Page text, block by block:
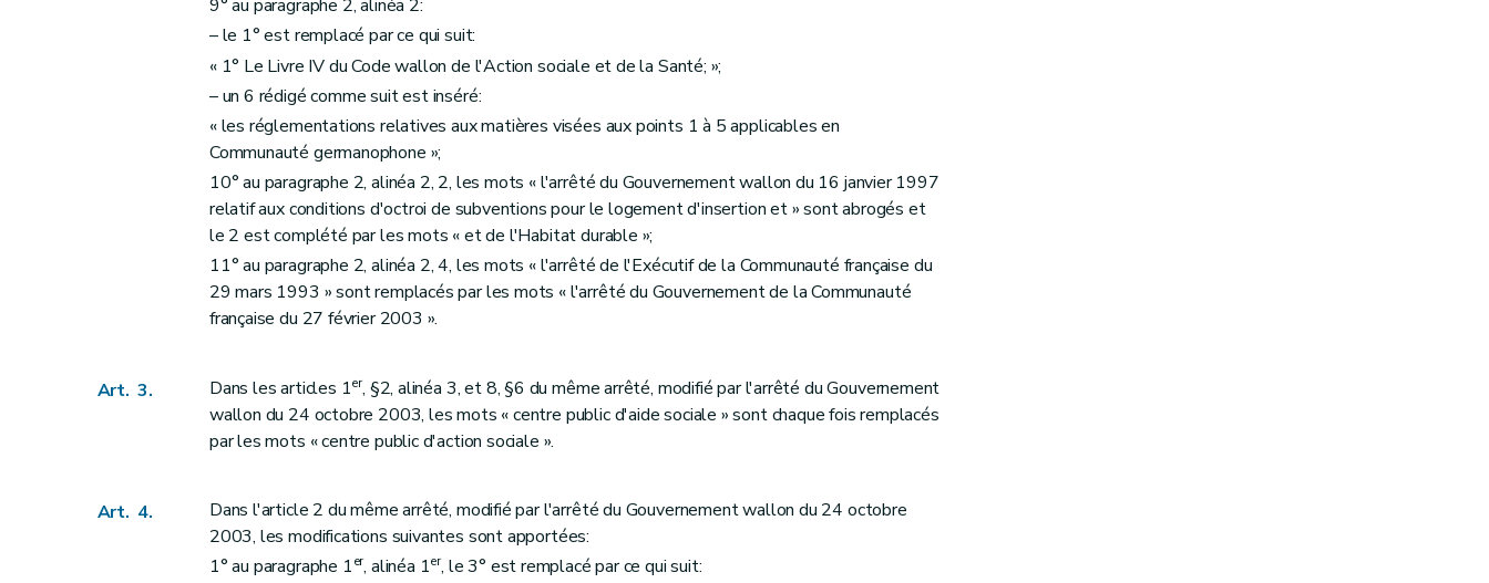
9° au paragraphe 2, alinéa 2:
– le 1° est remplacé par ce qui suit:
« 1° Le Livre IV du Code wallon de l'Action sociale et de la Santé; »;
– un 6 rédigé comme suit est inséré:
« les réglementations relatives aux matières visées aux points 1 à 5 applicables en
Communauté germanophone »;
10° au paragraphe 2, alinéa 2, 2, les mots « l'arrêté du Gouvernement wallon du 16 janvier 1997
relatif aux conditions d'octroi de subventions pour le logement d'insertion et » sont abrogés et
le 2 est complété par les mots « et de l'Habitat durable »;
11° au paragraphe 2, alinéa 2, 4, les mots « l'arrêté de l'Exécutif de la Communauté française du
29 mars 1993 » sont remplacés par les mots « l'arrêté du Gouvernement de la Communauté
française du 27 février 2003 ».
Art. 3. Dans les articles 1er, §2, alinéa 3, et 8, §6 du même arrêté, modifié par l'arrêté du Gouvernement
wallon du 24 octobre 2003, les mots « centre public d'aide sociale » sont chaque fois remplacés
par les mots « centre public d'action sociale ».
Art. 4.
Dans l'article 2 du même arrêté, modifié par l'arrêté du Gouvernement wallon du 24 octobre
2003, les modifications suivantes sont apportées:
1° au paragraphe 1er, alinéa 1er, le 3° est remplacé par ce qui suit: